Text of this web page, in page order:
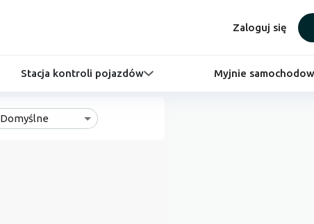
Zaloguj się
Stacja kontroli pojazdów Myjnie
Domyślne